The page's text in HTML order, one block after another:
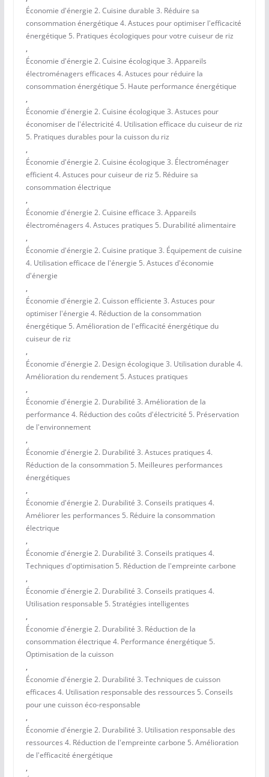
Économie d'énergie 2. Cuisine durable 3. Réduire sa
consommation énergétique 4. Astuces pour optimiser l'efficacité
énergétique 5. Pratiques écologiques pour votre cuiseur de riz
,
Économie d'énergie 2. Cuisine écologique 3. Appareils
électroménagers efficaces 4. Astuces pour réduire la
consommation énergétique 5. Haute performance énergétique
,
Économie d'énergie 2. Cuisine écologique 3. Astuces pour
économiser de l'électricité 4. Utilisation efficace du cuiseur de riz
5. Pratiques durables pour la cuisson du riz
,
Économie d'énergie 2. Cuisine écologique 3. Électroménager
efficient 4. Astuces pour cuiseur de riz 5. Réduire sa
consommation électrique
,
Économie d'énergie 2. Cuisine efficace 3. Appareils
électroménagers 4. Astuces pratiques 5. Durabilité alimentaire
,
Économie d'énergie 2. Cuisine pratique 3. Équipement de cuisine
4. Utilisation efficace de l'énergie 5. Astuces d'économie
d'énergie
,
Économie d'énergie 2. Cuisson efficiente 3. Astuces pour
optimiser l'énergie 4. Réduction de la consommation
énergétique 5. Amélioration de l'efficacité énergétique du
cuiseur de riz
,
Économie d'énergie 2. Design écologique 3. Utilisation durable 4.
Amélioration du rendement 5. Astuces pratiques
,
Économie d'énergie 2. Durabilité 3. Amélioration de la
performance 4. Réduction des coûts d'électricité 5. Préservation
de l'environnement
,
Économie d'énergie 2. Durabilité 3. Astuces pratiques 4.
Réduction de la consommation 5. Meilleures performances
énergétiques
,
Économie d'énergie 2. Durabilité 3. Conseils pratiques 4.
Améliorer les performances 5. Réduire la consommation
électrique
,
Économie d'énergie 2. Durabilité 3. Conseils pratiques 4.
Techniques d'optimisation 5. Réduction de l'empreinte carbone
,
Économie d'énergie 2. Durabilité 3. Conseils pratiques 4.
Utilisation responsable 5. Stratégies intelligentes
,
Économie d'énergie 2. Durabilité 3. Réduction de la
consommation électrique 4. Performance énergétique 5.
Optimisation de la cuisson
,
Économie d'énergie 2. Durabilité 3. Techniques de cuisson
efficaces 4. Utilisation responsable des ressources 5. Conseils
pour une cuisson éco-responsable
,
Économie d'énergie 2. Durabilité 3. Utilisation responsable des
ressources 4. Réduction de l'empreinte carbone 5. Amélioration
de l'efficacité énergétique
,